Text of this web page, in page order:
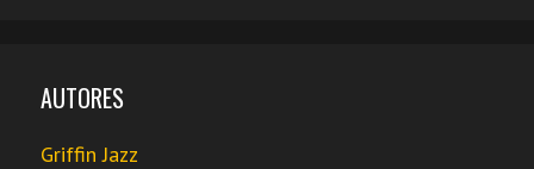
AUTORES
Griffin Jazz